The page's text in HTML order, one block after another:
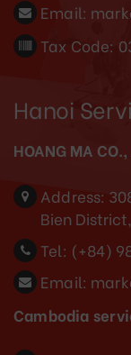
Email:
Tax Code:
Hanoi
HOANG MA
Address:
Bien
Tel: (+84)
Email:
Cambodia